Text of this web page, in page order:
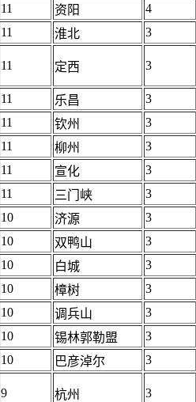
11 资阳
4
11 淮北 3
11 定西 3
11 乐昌
3
11 钦州
3
11 柳州
3
11 宣化
3
11 三门峡
3
10 济源
3
10 双鸭山
3
10 白城
3
10 樟树
3
10 调兵山
3
10 锡林郭勒盟
3
10 巴彦淖尔 3
9 杭州 3